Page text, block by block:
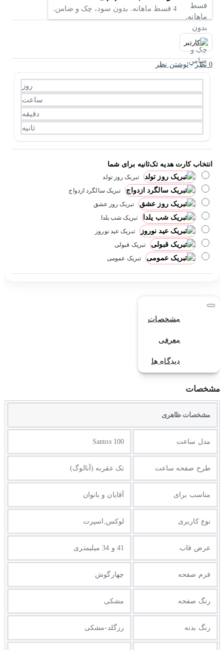
4 قسط ماهانه. بدون سود، چک و ضامن.
0 نظر - نوشتن نظر
روز
ساعت
دقیقه
ثانیه
انتخاب کارت هدیه تک‌ثانیه برای شما
تبریک روز تولد
تبریک سالگرد ازدواج
تبریک روز عشق
تبریک شب یلدا
تبریک عید نوروز
تبریک قبولی
تبریک عمومی
مشخصات
معرفی
دیدگاه ها
مشخصات
مشخصات ظاهری
مدل ساعت Santos 100
طرح صفحه ساعت تک عقربه (آنالوگ)
مناسب برای آقایان و بانوان
نوع کاربری لوکس,اسپرت
عرض قاب 41 و 34 میلیمتری
فرم صفحه چهارگوش
رنگ صفحه مشکی
رنگ بدنه رزگلد-مشکی